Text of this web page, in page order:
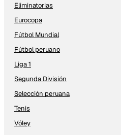
Eliminatorias
Eurocopa
Fútbol Mundial
Fútbol peruano
Liga 1
Segunda División
Selección peruana
Tenis
Vóley